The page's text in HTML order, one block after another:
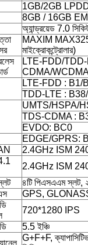
1GB/2GB
8GB / 16GB
অ্যান্ড্রয়েড 7.0
MAXIM
মাইক্রোকন্ট্রোলার)
LTE-FDD/
CDMA/
LTE-FDD : B1/
TDD-LTE :
UMTS/HSPA/
TDS-CDMA :
EVDO: BC0
EDGE/GPRS:
2.4GHz ISM
2.4GHz ISM
৪টি পিএসএএম স্লট,
GPS,
720*1280 IPS
5.5 ইঞ্চি
G+F+F, ক্যাপাসিটিভ